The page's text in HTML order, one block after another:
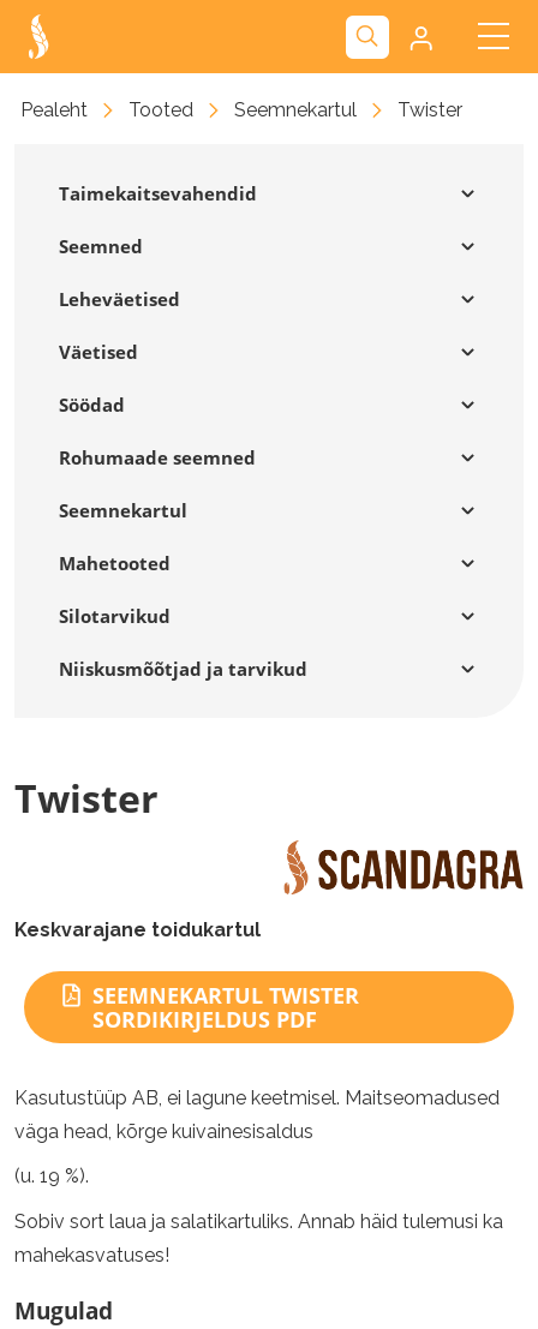
Kliendiportaal
Pealeht Tooted Seemnekartul Twister
Taimekaitsevahendid
Seemned
Leheväetised
Väetised
Söödad
Rohumaade seemned
Seemnekartul
Mahetooted
Silotarvikud
Niiskusmõõtjad ja tarvikud
Twister
Keskvarajane toidukartul
SEEMNEKARTUL TWISTER
SORDIKIRJELDUS PDF
Kasutustüüp AB, ei lagune keetmisel. Maitseomadused
väga head, kõrge kuivainesisaldus
(u. 19 %).
Sobiv sort laua ja salatikartuliks. Annab häid tulemusi ka
mahekasvatuses!
Mugulad